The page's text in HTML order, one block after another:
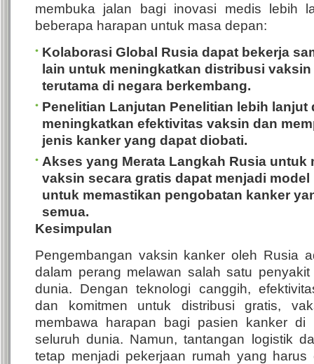
membuka jalan bagi inovasi medis lebih
beberapa harapan untuk masa depan:
Kolaborasi Global Rusia dapat bekerja
lain untuk meningkatkan distribusi
terutama di negara berkembang.
Penelitian Lanjutan Penelitian lebih lanjut
meningkatkan efektivitas vaksin dan
jenis kanker yang dapat diobati.
Akses yang Merata Langkah Rusia untuk
vaksin secara gratis dapat menjadi model
untuk memastikan pengobatan kanker
semua.
Kesimpulan
Pengembangan vaksin kanker oleh Rusia
dalam perang melawan salah satu
dunia. Dengan teknologi canggih,
dan komitmen untuk distribusi gratis,
membawa harapan bagi pasien kanker
seluruh dunia. Namun, tantangan logistik
tetap menjadi pekerjaan rumah yang harus